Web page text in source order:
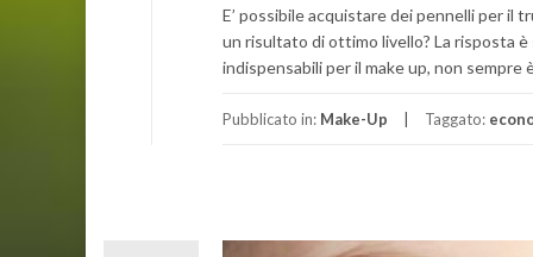
E’ possibile acquistare dei pennelli per il
un risultato di ottimo livello? La risposta
indispensabili per il make up, non sempre
Pubblicato in: Make-Up Taggato: